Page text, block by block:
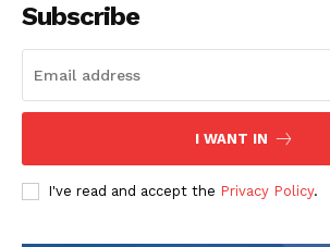
Subscribe
I WANT IN
I've read and accept the Privacy Policy.